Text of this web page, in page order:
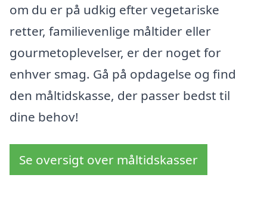
om du er på udkig efter vegetariske
retter, familievenlige måltider eller
gourmetoplevelser, er der noget for
enhver smag. Gå på opdagelse og find
den måltidskasse, der passer bedst til
dine behov!
Se oversigt over måltidskasser